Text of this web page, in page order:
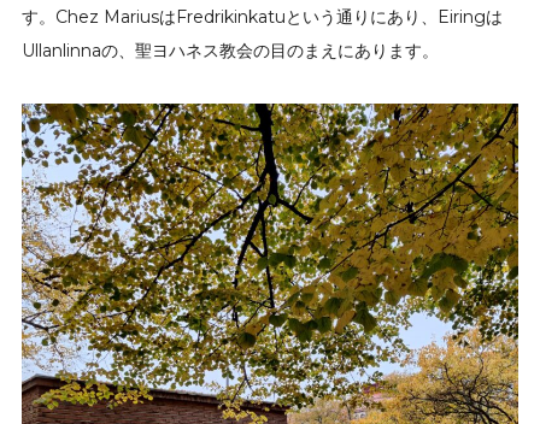
す。Chez MariusはFredrikinkatuという通りにあり、Eiringは
Ullanlinnaの、聖ヨハネス教会の目のまえにあります。